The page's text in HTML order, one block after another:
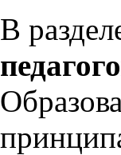
В